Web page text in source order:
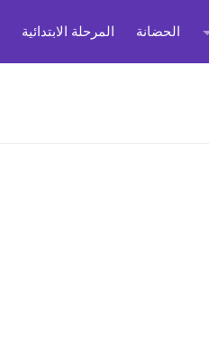
الحضانة المرحلة الابتدائية